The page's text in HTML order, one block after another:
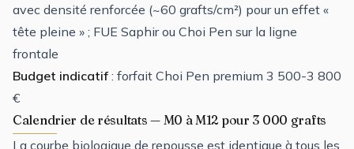
avec densité renforcée (~60 grafts/cm²) pour un effet «
tête pleine » ; FUE Saphir ou Choi Pen sur la ligne
frontale
Budget indicatif : forfait Choi Pen premium 3 500-3 800
€
Calendrier de résultats — M0 à M12 pour 3 000 grafts
La courbe biologique de repousse est identique à tous les